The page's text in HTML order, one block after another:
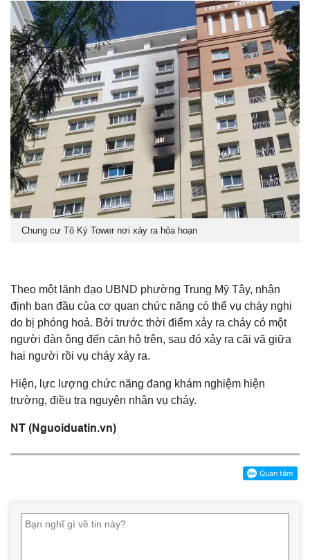
Chung cư Tô Ký Tower nơi xảy ra hỏa hoạn
Theo một lãnh đạo UBND phường Trung Mỹ Tây, nhận
định ban đầu của cơ quan chức năng có thể vụ cháy nghi
do bị phóng hoả. Bởi trước thời điểm xảy ra cháy có một
người đàn ông đến căn hộ trên, sau đó xảy ra cãi vã giữa
hai người rồi vụ cháy xảy ra.
Hiện, lực lượng chức năng đang khám nghiệm hiện
trường, điều tra nguyên nhân vụ cháy.
NT (Nguoiduatin.vn)